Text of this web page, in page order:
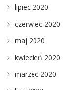
lipiec 2020
czerwiec 2020
maj 2020
kwiecień 2020
marzec 2020